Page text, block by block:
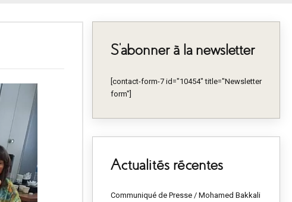
S’abonner à la newsletter
[contact-form-7 id="10454" title="Newsletter
form"]
Actualités récentes
Communiqué de Presse / Mohamed Bakkali